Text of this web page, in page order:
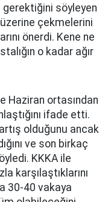
gerektiğini söyleyen
üzerine çekmelerini
önerdi. Kene ne
o kadar ağır
Haziran ortasından
ifade etti.
olduğunu ancak
ve son birkaç
KKKA ile
karşılaştıklarını
30-40 vakaya